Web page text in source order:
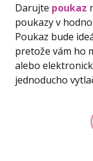
Darujte poukaz
poukazy v
Poukaz bude
pretože vám ho
alebo
jednoducho